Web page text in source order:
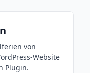
von
Website
Plugin.